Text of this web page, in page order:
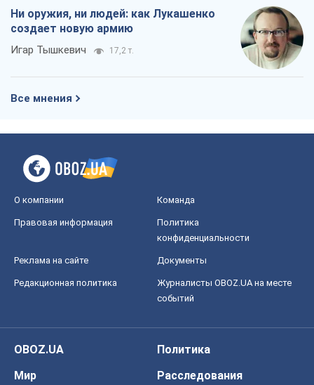
Ни оружия, ни людей: как Лукашенко
создает новую армию
Игар Тышкевич 17,2 т.
Все мнения
О компании Команда
Правовая информация
Политика
конфиденциальности
Реклама на сайте Документы
Редакционная политика
Журналисты OBOZ.UA на месте
событий
OBOZ.UA
Политика
Мир
Расследования